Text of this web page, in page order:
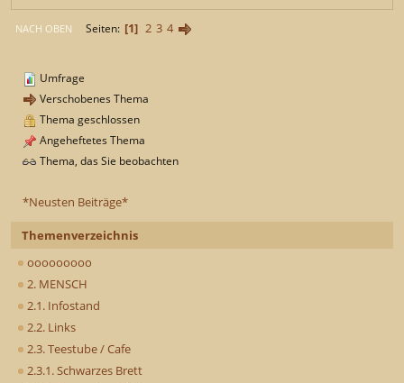
*Neusten Beiträge*
Themenverzeichnis
ooooooooo
2. MENSCH
2.1. Infostand
2.2. Links
2.3. Teestube / Cafe
2.3.1. Schwarzes Brett
NACH OBEN Seiten 1 2 3 4
Umfrage
Verschobenes Thema
Thema geschlossen
Angeheftetes Thema
Thema, das Sie beobachten